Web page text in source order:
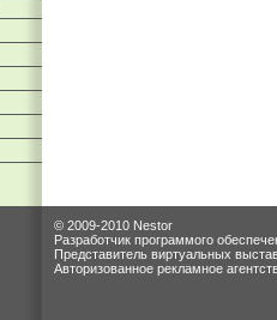
© 2009-2010 Nestor
Разработчик программого
Представитель виртуальных
Авторизованное рекламное